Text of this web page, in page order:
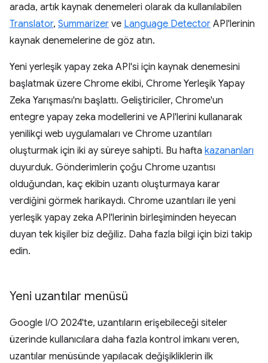
arada, artık kaynak denemeleri olarak da kullanılabilen
Translator, Summarizer ve Language Detector API'lerinin
kaynak denemelerine de göz atın.
Yeni yerleşik yapay zeka API'si için kaynak denemesini
başlatmak üzere Chrome ekibi, Chrome Yerleşik Yapay
Zeka Yarışması'nı başlattı. Geliştiriciler, Chrome'un
entegre yapay zeka modellerini ve API'lerini kullanarak
yenilikçi web uygulamaları ve Chrome uzantıları
oluşturmak için iki ay süreye sahipti. Bu hafta kazananları
duyurduk. Gönderimlerin çoğu Chrome uzantısı
olduğundan, kaç ekibin uzantı oluşturmaya karar
verdiğini görmek harikaydı. Chrome uzantıları ile yeni
yerleşik yapay zeka API'lerinin birleşiminden heyecan
duyan tek kişiler biz değiliz. Daha fazla bilgi için bizi takip
edin.
Yeni uzantılar menüsü
Google I/O 2024'te, uzantıların erişebileceği siteler
üzerinde kullanıcılara daha fazla kontrol imkanı veren,
uzantılar menüsünde yapılacak değişikliklerin ilk